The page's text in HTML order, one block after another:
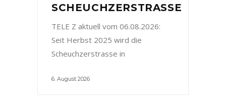
SCHEUCHZERSTRASSE
TELE Z aktuell vom 06.08.2026:
Seit Herbst 2025 wird die
Scheuchzerstrasse in
6. August 2026